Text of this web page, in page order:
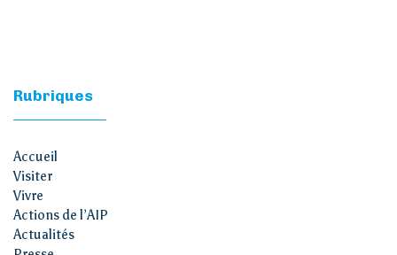
Rubriques
Accueil
Visiter
Vivre
Actions de l’AIP
Actualités